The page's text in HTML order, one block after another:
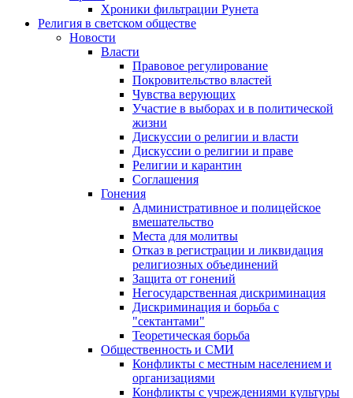
Хроники фильтрации Рунета
Религия в светском обществе
Новости
Власти
Правовое регулирование
Покровительство властей
Чувства верующих
Участие в выборах и в политической
жизни
Дискуссии о религии и власти
Дискуссии о религии и праве
Религии и карантин
Соглашения
Гонения
Административное и полицейское
вмешательство
Места для молитвы
Отказ в регистрации и ликвидация
религиозных объединений
Защита от гонений
Негосударственная дискриминация
Дискриминация и борьба с
"сектантами"
Теоретическая борьба
Общественность и СМИ
Конфликты с местным населением и
организациями
Конфликты с учреждениями культуры